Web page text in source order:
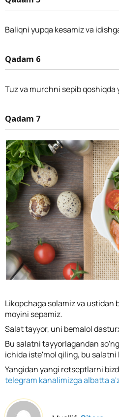
Baliqni yupqa kesamiz va
Qadam 6
Tuz va murchni sepib
Qadam 7
Likopchaga solamiz va ustidan
moyini sepamiz.
Salat tayyor, uni bemalol
Bu salatni tayyorlagandan
ichida iste'mol qiling, bu salatni
Yangidan yangi retseptlarni
telegram kanalimizga albatta